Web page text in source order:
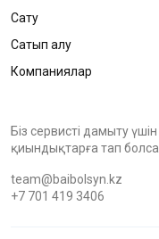
Сату
Сатып алу
Компаниялар
Біз сервисті дамыту
қиындықтарға тап
team@baibolsyn.kz
+7 701 419 3406